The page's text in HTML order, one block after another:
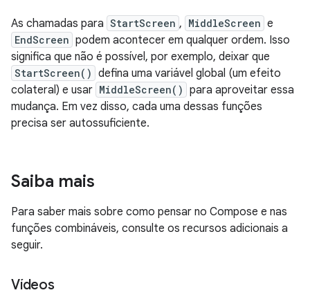
As chamadas para StartScreen , MiddleScreen e
EndScreen podem acontecer em qualquer ordem. Isso
significa que não é possível, por exemplo, deixar que
StartScreen() defina uma variável global (um efeito
colateral) e usar MiddleScreen() para aproveitar essa
mudança. Em vez disso, cada uma dessas funções
precisa ser autossuficiente.
Saiba mais
Para saber mais sobre como pensar no Compose e nas
funções combináveis, consulte os recursos adicionais a
seguir.
Vídeos